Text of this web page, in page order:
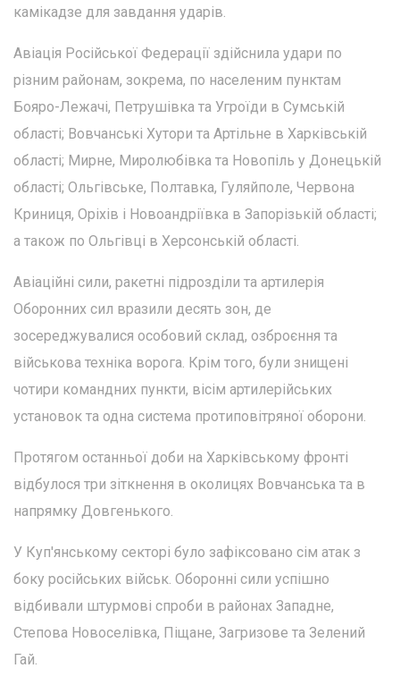
камікадзе для завдання ударів.
Авіація Російської Федерації здійснила удари по
різним районам, зокрема, по населеним пунктам
Бояро-Лежачі, Петрушівка та Угроїди в Сумській
області; Вовчанські Хутори та Артільне в Харківській
області; Мирне, Миролюбівка та Новопіль у Донецькій
області; Ольгівське, Полтавка, Гуляйполе, Червона
Криниця, Оріхів і Новоандріївка в Запорізькій області;
а також по Ольгівці в Херсонській області.
Авіаційні сили, ракетні підрозділи та артилерія
Оборонних сил вразили десять зон, де
зосереджувалися особовий склад, озброєння та
військова техніка ворога. Крім того, були знищені
чотири командних пункти, вісім артилерійських
установок та одна система протиповітряної оборони.
Протягом останньої доби на Харківському фронті
відбулося три зіткнення в околицях Вовчанська та в
напрямку Довгенького.
У Куп'янському секторі було зафіксовано сім атак з
боку російських військ. Оборонні сили успішно
відбивали штурмові спроби в районах Западне,
Степова Новоселівка, Піщане, Загризове та Зелений
Гай.